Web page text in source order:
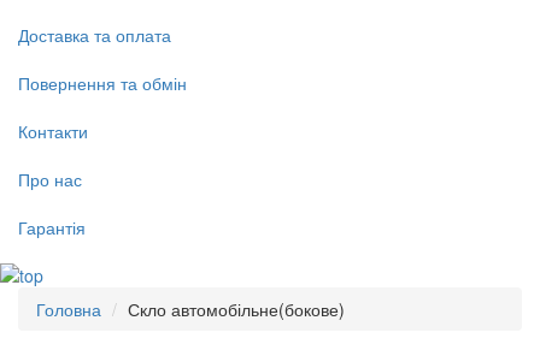
Доставка та оплата
Повернення та обмін
Контакти
Про нас
Гарантія
Головна Скло автомобільне(бокове)